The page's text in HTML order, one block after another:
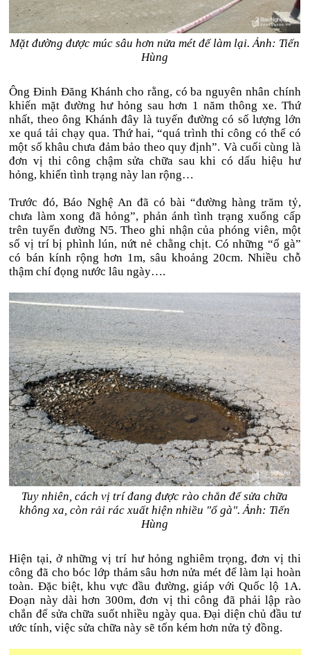
Mặt đường được múc sâu hơn nửa mét để làm lại. Ảnh: Tiến
Hùng
Ông Đinh Đăng Khánh cho rằng, có ba nguyên nhân chính
khiến mặt đường hư hỏng sau hơn 1 năm thông xe. Thứ
nhất, theo ông Khánh đây là tuyến đường có số lượng lớn
xe quá tải chạy qua. Thứ hai, “quá trình thi công có thể có
một số khâu chưa đảm bảo theo quy định”. Và cuối cùng là
đơn vị thi công chậm sửa chữa sau khi có dấu hiệu hư
hỏng, khiến tình trạng này lan rộng…
Trước đó, Báo Nghệ An đã có bài “đường hàng trăm tỷ,
chưa làm xong đã hỏng”, phản ánh tình trạng xuống cấp
trên tuyến đường N5. Theo ghi nhận của phóng viên, một
số vị trí bị phình lún, nứt nẻ chằng chịt. Có những “ổ gà”
có bán kính rộng hơn 1m, sâu khoảng 20cm. Nhiều chỗ
thậm chí đọng nước lâu ngày….
Tuy nhiên, cách vị trí đang được rào chắn để sửa chữa
không xa, còn rải rác xuất hiện nhiều "ổ gà". Ảnh: Tiến
Hùng
Hiện tại, ở những vị trí hư hỏng nghiêm trọng, đơn vị thi
công đã cho bóc lớp thảm sâu hơn nửa mét để làm lại hoàn
toàn. Đặc biệt, khu vực đầu đường, giáp với Quốc lộ 1A.
Đoạn này dài hơn 300m, đơn vị thi công đã phải lập rào
chắn để sửa chữa suốt nhiều ngày qua. Đại diện chủ đầu tư
ước tính, việc sửa chữa này sẽ tốn kém hơn nửa tỷ đồng.